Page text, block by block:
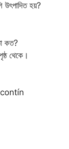
উৎপাদিত হয়?
কত?
থেকে।